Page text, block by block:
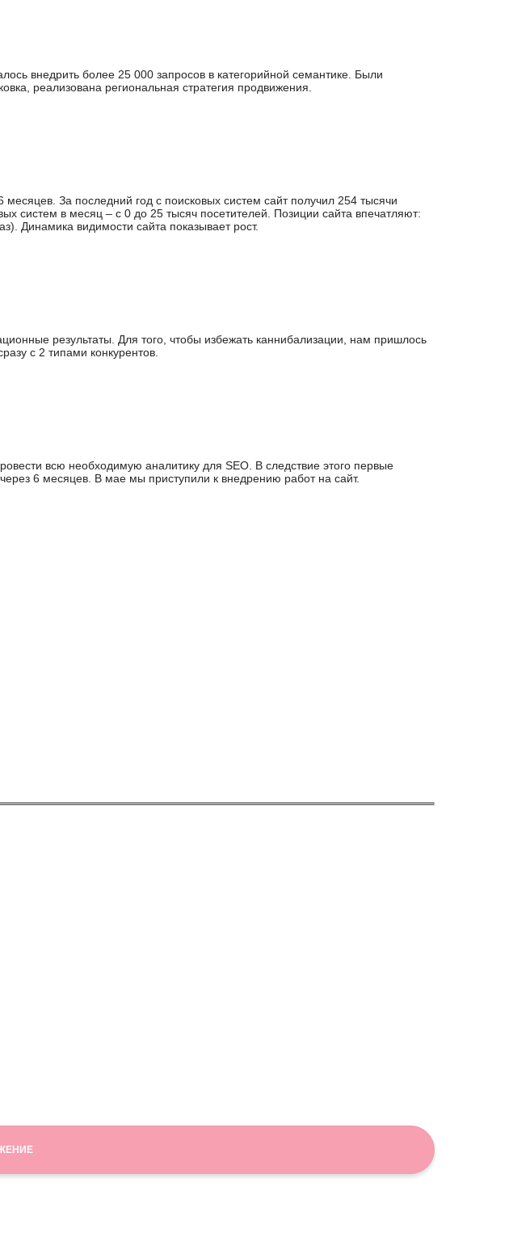
внедрить более 25 000 запросов в категорийной семантике. Были
реализована региональная стратегия продвижения.
За последний год с поисковых систем сайт получил 254 тысячи
систем в месяц – с 0 до 25 тысяч посетителей. Позиции сайта впечатляют:
Динамика видимости сайта показывает рост.
результаты. Для того, чтобы избежать каннибализации, нам пришлось
с 2 типами конкурентов.
всю необходимую аналитику для SEO. В следствие этого первые
6 месяцев. В мае мы приступили к внедрению работ на сайт.